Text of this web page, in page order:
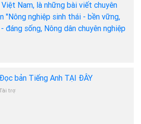
Việt Nam, là những bài viết chuyên
"Nông nghiệp sinh thái - bền vững,
đáng sống, Nông dân chuyên nghiệp
Đọc bản Tiếng Anh TẠI ĐÂY
trợ